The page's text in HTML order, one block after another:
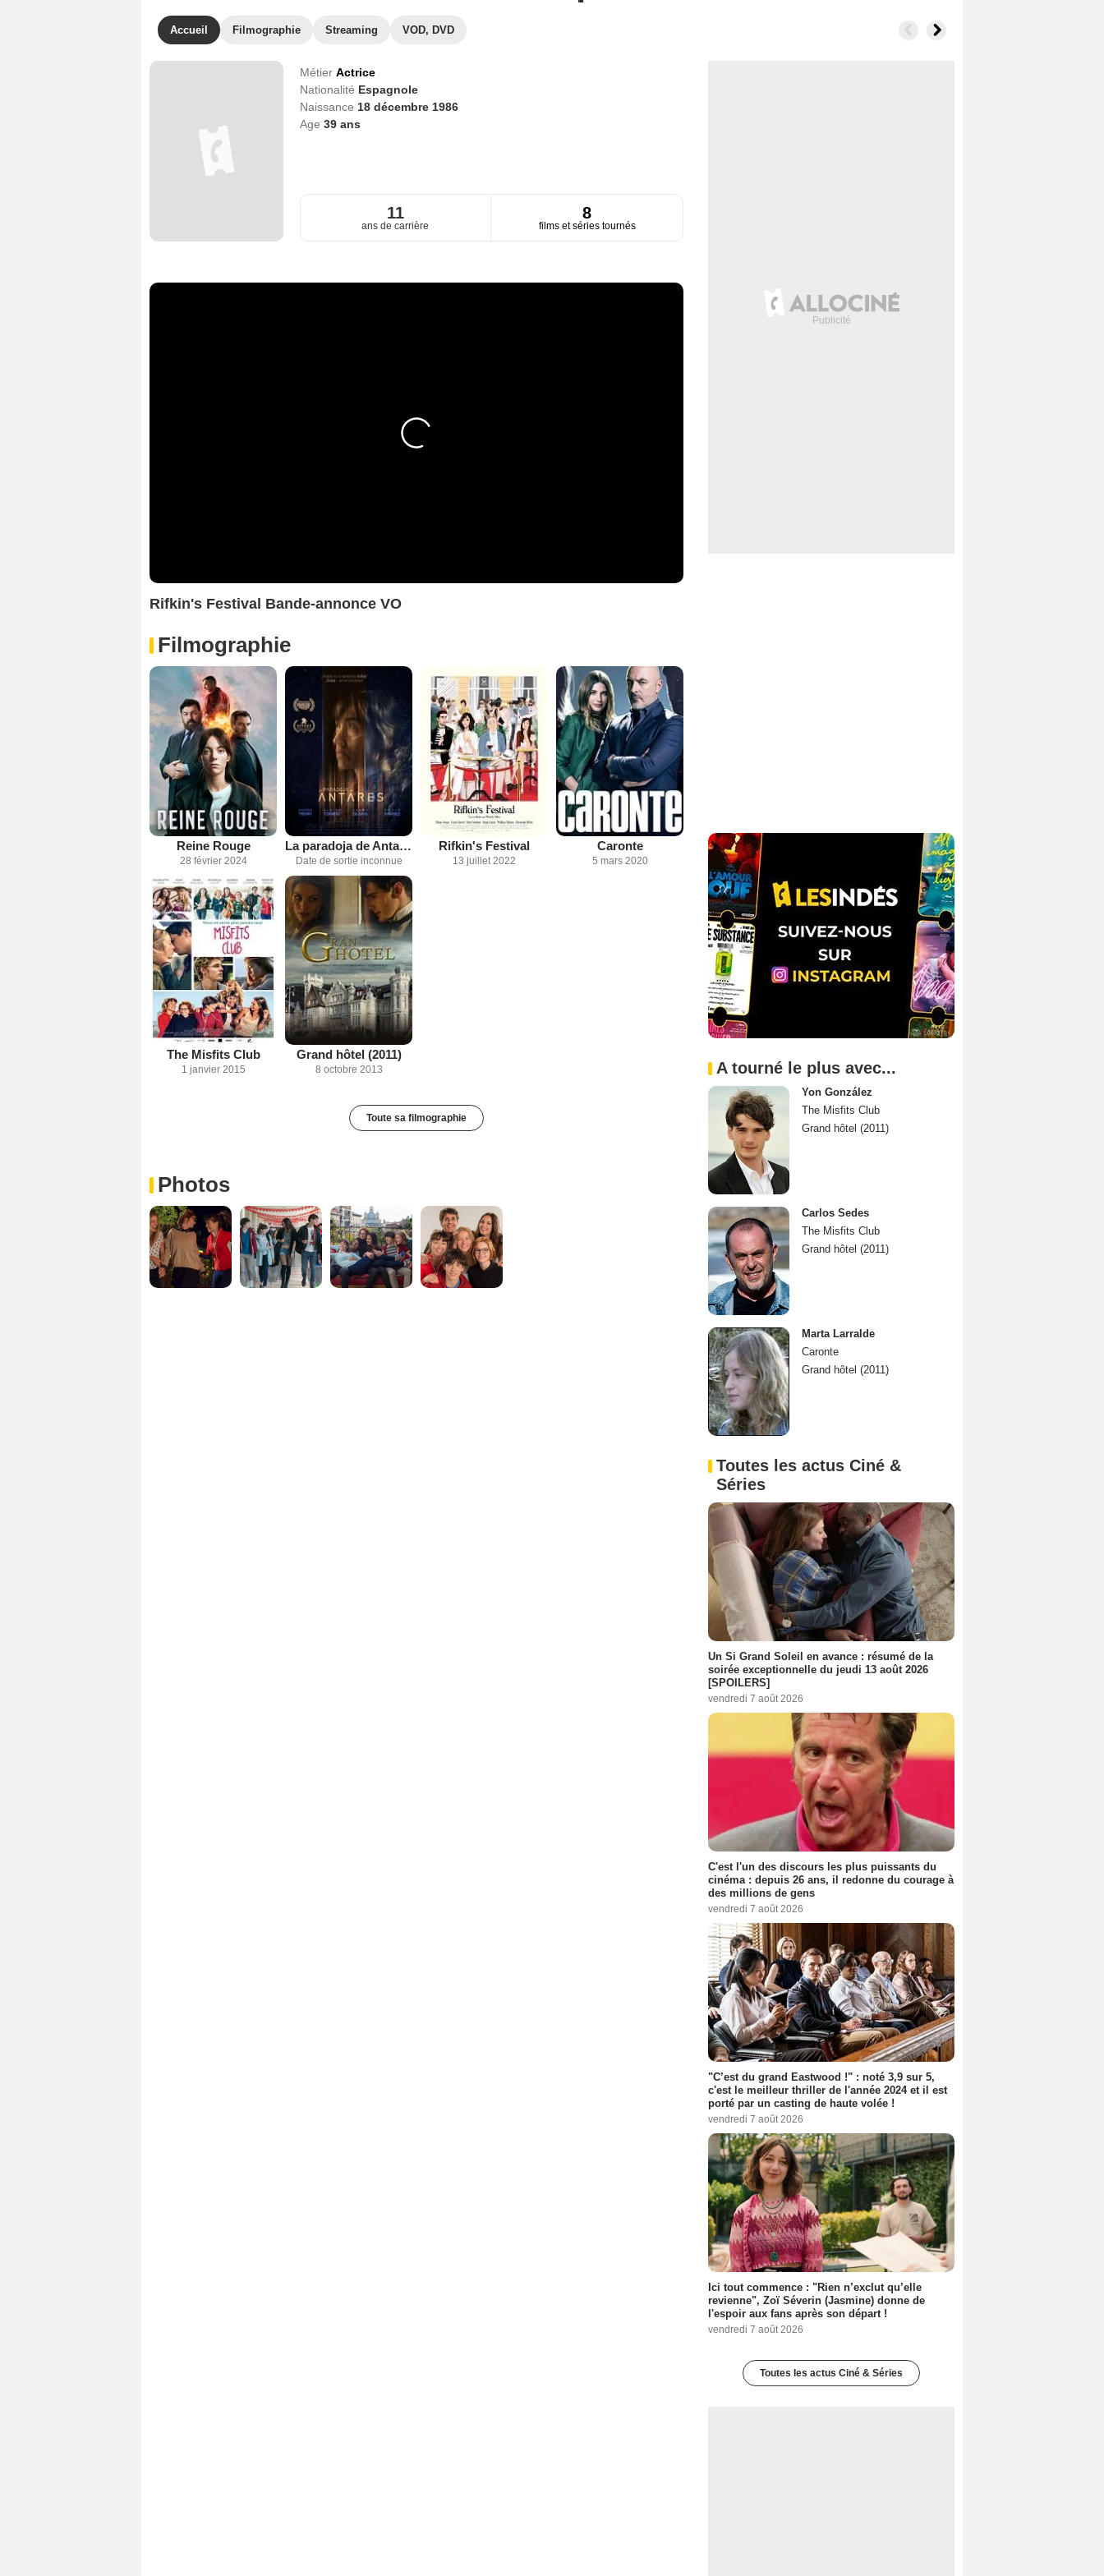
Accueil Filmographie Streaming VOD, DVD
Métier Actrice
Nationalité Espagnole
Naissance 18 décembre 1986
Age 39ans
11
ans de carrière
8
films et séries tournés
Rifkin's Festival Bande-annonce VO
Filmographie
Reine Rouge
28 février 2024
La paradoja de Antares
Date de sortie inconnue
Rifkin's Festival
13 juillet 2022
Caronte
5 mars 2020
The Misfits Club
1 janvier 2015
Grand hôtel (2011)
8 octobre 2013
Toute sa filmographie
Photos
A tourné le plus avec...
Yon González
The Misfits Club
Grand hôtel (2011)
Carlos Sedes
The Misfits Club
Grand hôtel (2011)
Marta Larralde
Caronte
Grand hôtel (2011)
Toutes les actus Ciné &
Séries
Un Si Grand Soleil en avance : résumé de la
soirée exceptionnelle du jeudi 13 août 2026
[SPOILERS]
vendredi 7 août 2026
C'est l'un des discours les plus puissants du
cinéma : depuis 26 ans, il redonne du courage à
des millions de gens
vendredi 7 août 2026
"C’est du grand Eastwood !" : noté 3,9 sur 5,
c'est le meilleur thriller de l'année 2024 et il est
porté par un casting de haute volée !
vendredi 7 août 2026
Ici tout commence : "Rien n’exclut qu’elle
revienne", Zoï Séverin (Jasmine) donne de
l'espoir aux fans après son départ !
vendredi 7 août 2026
Toutes les actus Ciné & Séries